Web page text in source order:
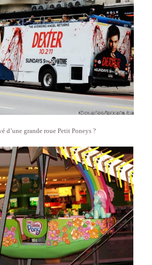
d’une grande roue Petit Poneys ?